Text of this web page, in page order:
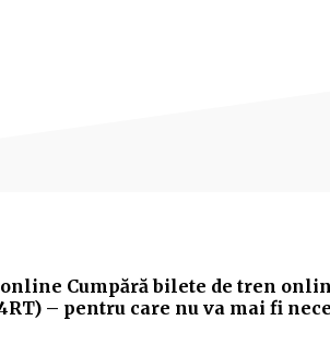
Cumpără bilete de tren
– pentru care nu va mai fi